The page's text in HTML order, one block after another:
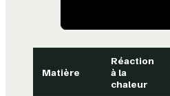
Matière
Réaction
à la
chaleur